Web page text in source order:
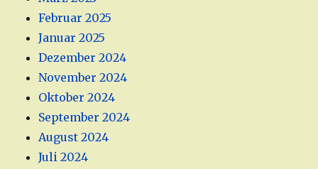
Februar 2025
Januar 2025
Dezember 2024
November 2024
Oktober 2024
September 2024
August 2024
Juli 2024